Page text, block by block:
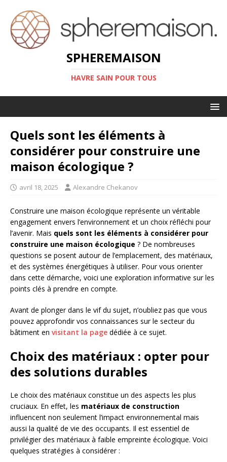
SPHEREMAISON
HAVRE SAIN POUR TOUS
Quels sont les éléments à
considérer pour construire une
maison écologique ?
avril 18, 2025 Alexandre Chekanov
Construire une maison écologique représente un véritable
engagement envers l’environnement et un choix réfléchi pour
l’avenir. Mais quels sont les éléments à considérer pour
construire une maison écologique ? De nombreuses
questions se posent autour de l’emplacement, des matériaux,
et des systèmes énergétiques à utiliser. Pour vous orienter
dans cette démarche, voici une exploration informative sur les
points clés à prendre en compte.
Avant de plonger dans le vif du sujet, n’oubliez pas que vous
pouvez approfondir vos connaissances sur le secteur du
bâtiment en visitant la page dédiée à ce sujet.
Choix des matériaux : opter pour
des solutions durables
Le choix des matériaux constitue un des aspects les plus
cruciaux. En effet, les matériaux de construction
influencent non seulement l’impact environnemental mais
aussi la qualité de vie des occupants. Il est essentiel de
privilégier des matériaux à faible empreinte écologique. Voici
quelques stratégies à considérer :